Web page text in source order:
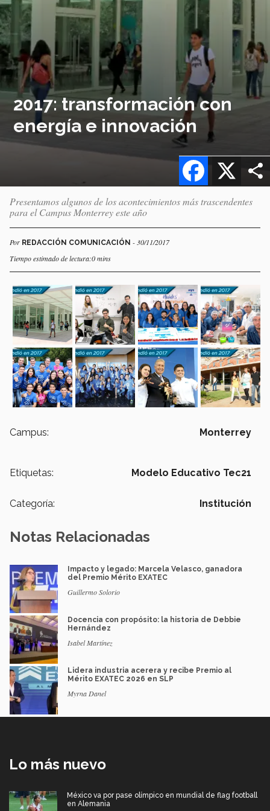
2017: transformación con
energía e innovación
X
Facebook
Presentamos algunos de los acontecimientos más trascendentes
para el Campus Monterrey este año
Por REDACCIÓN COMUNICACIÓN - 30/11/2017
Tiempo estimado de lectura:0 mins
Campus: Monterrey
Etiquetas: Modelo Educativo Tec21
Categoría: Institución
Notas Relacionadas
Impacto y legado: Marcela Velasco, ganadora
del Premio Mérito EXATEC
Guillermo Solorio
Docencia con propósito: la historia de Debbie
Hernández
Isabel Martínez
Lidera industria acerera y recibe Premio al
Mérito EXATEC 2026 en SLP
Myrna Danel
Lo más nuevo
México va por pase olímpico en mundial de flag football
en Alemania